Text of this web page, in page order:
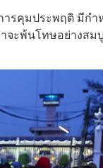
รคุมประพฤติ มีกำ
จะพ้นโทษอย่างส